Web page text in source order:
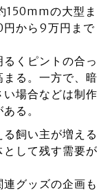
150mmの大型ま
から9万円まで
くピントの合っ
る。一方で、暗
場合などは制作
る。
飼い主が増える
して残す需要が
グッズの企画も